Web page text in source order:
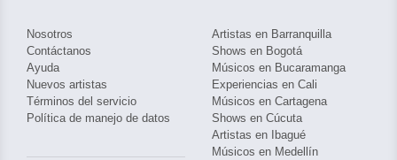
Nosotros
Contáctanos
Ayuda
Nuevos artistas
Términos del servicio
Política de manejo de datos
Artistas en Barranquilla
Shows en Bogotá
Músicos en Bucaramanga
Experiencias en Cali
Músicos en Cartagena
Shows en Cúcuta
Artistas en Ibagué
Músicos en Medellín